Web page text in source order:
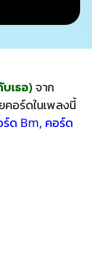
เธอ) จาก
คอร์ดในเพลงนี้
ร์ด Bm, คอร์ด